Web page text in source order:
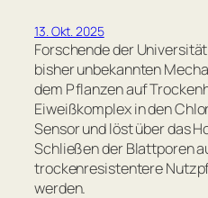
13. Okt. 2025
Forschende der
bisher unbekannten
dem Pflanzen auf
Eiweißkomplex in den
Sensor und löst über das
Schließen der Blattporen
trockenresistentere
werden.